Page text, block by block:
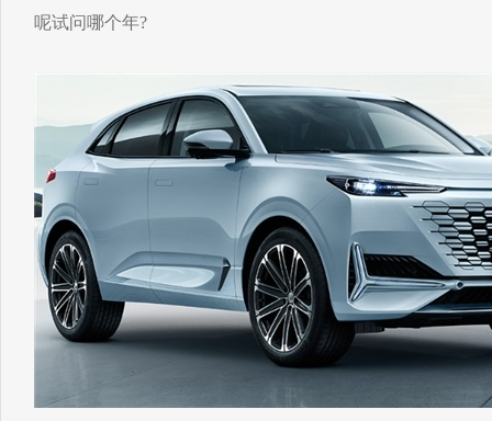
呢试问哪个年?